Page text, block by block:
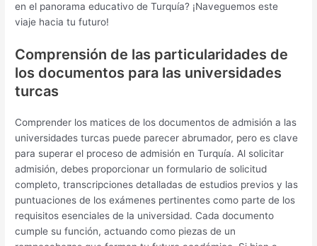
en el panorama educativo de Turquía? ¡Naveguemos este
viaje hacia tu futuro!
Comprensión de las particularidades de
los documentos para las universidades
turcas
Comprender los matices de los documentos de admisión a las
universidades turcas puede parecer abrumador, pero es clave
para superar el proceso de admisión en Turquía. Al solicitar
admisión, debes proporcionar un formulario de solicitud
completo, transcripciones detalladas de estudios previos y las
puntuaciones de los exámenes pertinentes como parte de los
requisitos esenciales de la universidad. Cada documento
cumple su función, actuando como piezas de un